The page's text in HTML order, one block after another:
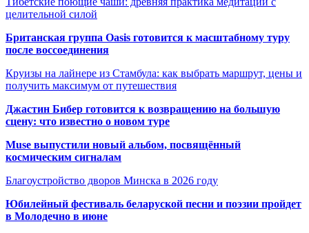
целительной силой
Британская группа Oasis готовится к масштабному туру
после воссоединения
Круизы на лайнере из Стамбула: как выбрать маршрут, цены и
получить максимум от путешествия
Джастин Бибер готовится к возвращению на большую
сцену: что известно о новом туре
Muse выпустили новый альбом, посвящённый
космическим сигналам
Благоустройство дворов Минска в 2026 году
Юбилейный фестиваль беларуской песни и поэзии пройдет
в Молодечно в июне